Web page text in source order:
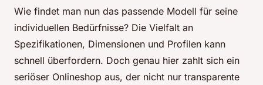
Wie findet man nun das passende Modell für seine
individuellen Bedürfnisse? Die Vielfalt an
Spezifikationen, Dimensionen und Profilen kann
schnell überfordern. Doch genau hier zahlt sich ein
seriöser Onlineshop aus, der nicht nur transparente